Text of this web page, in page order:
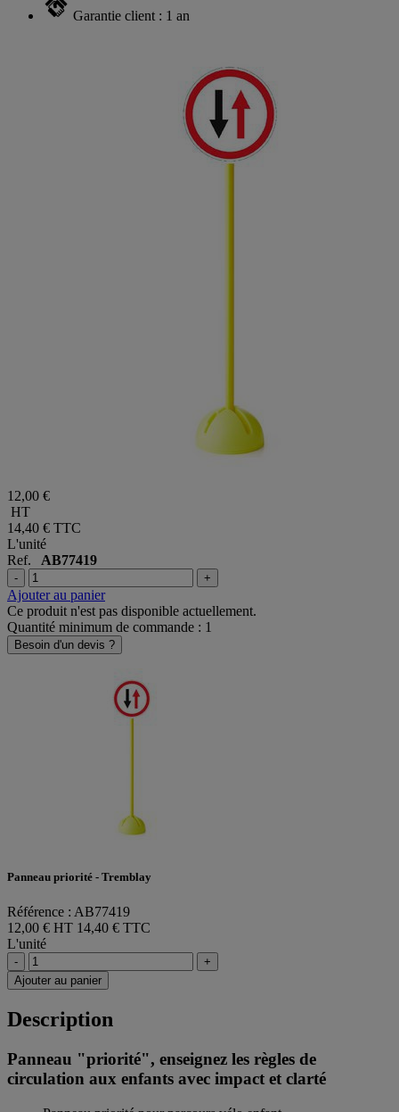
Garantie client : 1 an
12,00 €
HT
14,40 € TTC
L'unité
Ref. AB77419
- +
Ajouter au panier
Ce produit n'est pas disponible actuellement.
Quantité minimum de commande : 1
Besoin d'un devis ?
Panneau priorité - Tremblay
Référence : AB77419
12,00 € HT 14,40 € TTC
L'unité
-
+
Ajouter au panier
Description
Panneau "priorité", enseignez les règles de
circulation aux enfants avec impact et clarté